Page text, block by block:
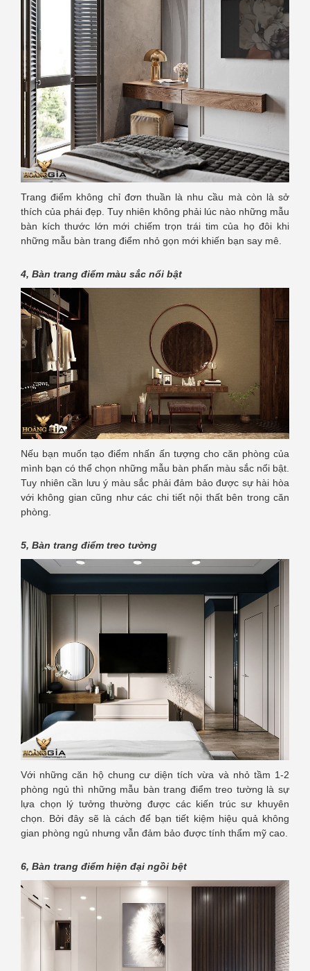
Trang điểm không chỉ đơn thuần là nhu cầu mà còn là sở
thích của phái đẹp. Tuy nhiên không phải lúc nào những mẫu
bàn kích thước lớn mới chiếm trọn trái tim của họ đôi khi
những mẫu bàn trang điểm nhỏ gọn mới khiến bạn say mê.
4, Bàn trang điểm màu sắc nổi bật
Nếu bạn muốn tạo điểm nhấn ấn tượng cho căn phòng của
mình bạn có thể chọn những mẫu bàn phấn màu sắc nổi bật.
Tuy nhiên cần lưu ý màu sắc phải đảm bảo được sự hài hòa
với không gian cũng như các chi tiết nội thất bên trong căn
phòng.
5, Bàn trang điểm treo tường
Với những căn hộ chung cư diện tích vừa và nhỏ tầm 1-2
phòng ngủ thì những mẫu bàn trang điểm treo tường là sự
lựa chọn lý tưởng thường được các kiến trúc sư khuyên
chọn. Bởi đây sẽ là cách để bạn tiết kiệm hiệu quả không
gian phòng ngủ nhưng vẫn đảm bảo được tính thẩm mỹ cao.
6, Bàn trang điểm hiện đại ngồi bệt